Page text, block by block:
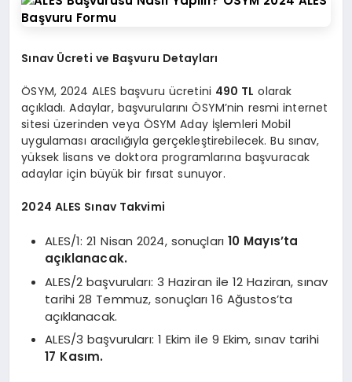
Sınav Ücreti ve Başvuru Detayları
ÖSYM, 2024 ALES başvuru ücretini 490 TL olarak
açıkladı. Adaylar, başvurularını ÖSYM’nin resmi internet
sitesi üzerinden veya ÖSYM Aday İşlemleri Mobil
uygulaması aracılığıyla gerçekleştirebilecek. Bu sınav,
yüksek lisans ve doktora programlarına başvuracak
adaylar için büyük bir fırsat sunuyor.
2024 ALES Sınav Takvimi
ALES/1: 21 Nisan 2024, sonuçları 10 Mayıs’ta
açıklanacak.
ALES/2 başvuruları: 3 Haziran ile 12 Haziran, sınav
tarihi 28 Temmuz, sonuçları 16 Ağustos’ta
açıklanacak.
ALES/3 başvuruları: 1 Ekim ile 9 Ekim, sınav tarihi
17 Kasım.